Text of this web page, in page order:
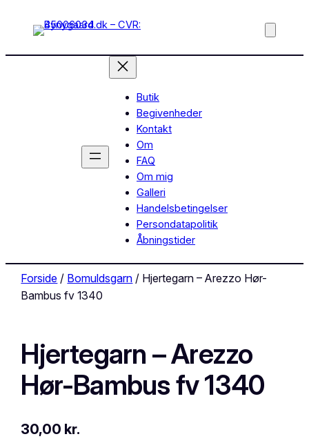
Butik
Begivenheder
Kontakt
Om
FAQ
Om mig
Galleri
Handelsbetingelser
Persondatapolitik
Åbningstider
Forside / Bomuldsgarn / Hjertegarn – Arezzo Hør-
Bambus fv 1340
Hjertegarn – Arezzo
Hør-Bambus fv 1340
30,00 kr.